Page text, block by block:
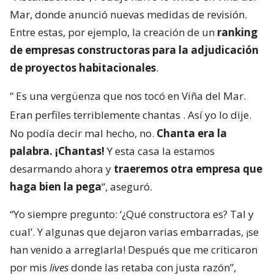
Mar, donde anunció nuevas medidas de revisión.
Entre estas, por ejemplo, la creación de un ranking
de empresas constructoras para la adjudicación
de proyectos habitacionales.
“ Es una vergüenza que nos tocó en Viña del Mar.
Eran perfiles terriblemente chantas . Así yo lo dije.
No podía decir mal hecho, no. Chanta era la
palabra. ¡Chantas!Y esta casa la estamos
desarmando ahora y traeremos otra empresa que
haga bien la pega“, aseguró.
“Yo siempre pregunto: ‘¿Qué constructora es? Tal y
cual’. Y algunas que dejaron varias embarradas, ¡se
han venido a arreglarla! Después que me criticaron
por mis livesdonde las retaba con justa razón”,